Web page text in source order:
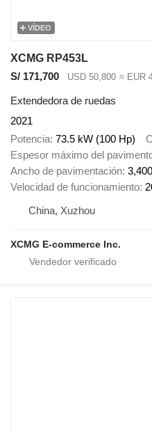
VÍDEO
XCMG RP453L
S/ 171,700
USD 50,800 ≈ EUR
Extendedora de ruedas
2021
Potencia 73.5 kW (100 Hp)
Espesor máximo del
Ancho de pavimentación
Velocidad de funcionamiento
China, Xuzhou
XCMG E-commerce Inc.